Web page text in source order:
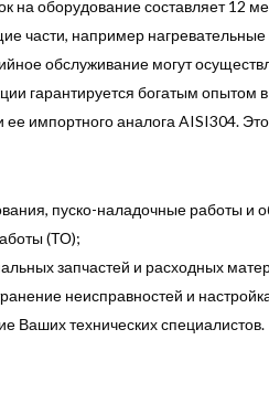
на оборудование составляет 12
части, например
обслуживание могут
гарантируется богатым
импортного аналога AISI304.
пуско-наладочные работы и
(ТО);
запчастей и расходных
неисправностей и
Ваших технических специалистов.